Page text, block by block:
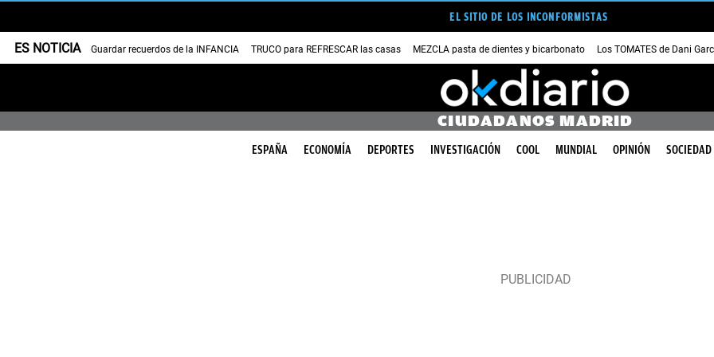
EL SITIO DE LOS INCONFORMISTAS
ES NOTICIA Guardar recuerdos de la INFANCIA TRUCO para REFRESCAR las casas MEZCLA pasta de dientes y bicarbonato Los TOMATES de Dani
CIUDADANOS MADRID
ESPAÑA ECONOMÍA DEPORTES INVESTIGACIÓN COOL MUNDIAL OPINIÓN SOCIEDAD